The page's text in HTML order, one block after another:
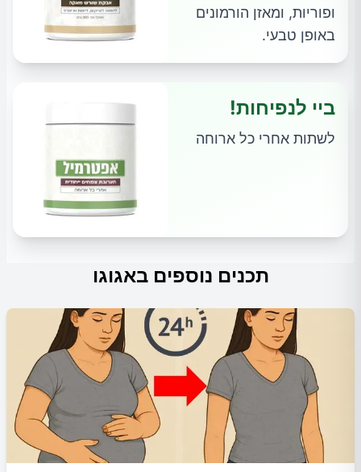
ופוריות, ומאזן הורמונים
באופן טבעי.
ביי לנפיחות!
לשתות אחרי כל ארוחה
תכנים נוספים באגוגו